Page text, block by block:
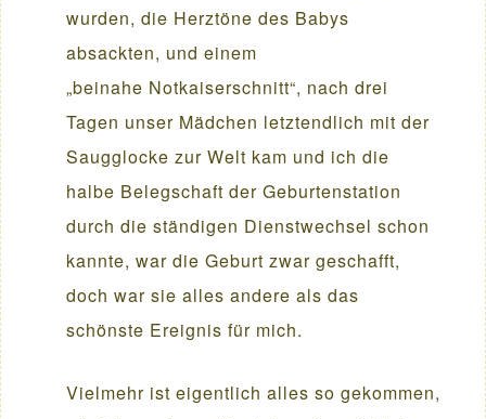
wurden, die Herztöne des Babys
absackten, und einem
„beinahe Notkaiserschnitt“, nach drei
Tagen unser Mädchen letztendlich mit der
Saugglocke zur Welt kam und ich die
halbe Belegschaft der Geburtenstation
durch die ständigen Dienstwechsel schon
kannte, war die Geburt zwar geschafft,
doch war sie alles andere als das
schönste Ereignis für mich.
Vielmehr ist eigentlich alles so gekommen,